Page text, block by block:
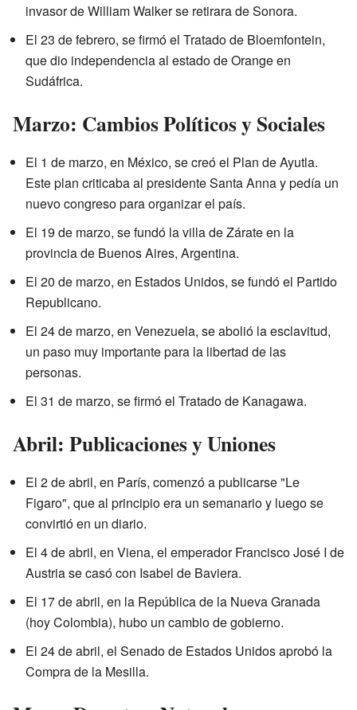
invasor de William Walker se retirara de Sonora.
El 23 de febrero, se firmó el Tratado de Bloemfontein,
que dio independencia al estado de Orange en
Sudáfrica.
Marzo: Cambios Políticos y Sociales
El 1 de marzo, en México, se creó el Plan de Ayutla.
Este plan criticaba al presidente Santa Anna y pedía un
nuevo congreso para organizar el país.
El 19 de marzo, se fundó la villa de Zárate en la
provincia de Buenos Aires, Argentina.
El 20 de marzo, en Estados Unidos, se fundó el Partido
Republicano.
El 24 de marzo, en Venezuela, se abolió la esclavitud,
un paso muy importante para la libertad de las
personas.
El 31 de marzo, se firmó el Tratado de Kanagawa.
Abril: Publicaciones y Uniones
El 2 de abril, en París, comenzó a publicarse "Le
Figaro", que al principio era un semanario y luego se
convirtió en un diario.
El 4 de abril, en Viena, el emperador Francisco José I de
Austria se casó con Isabel de Baviera.
El 17 de abril, en la República de la Nueva Granada
(hoy Colombia), hubo un cambio de gobierno.
El 24 de abril, el Senado de Estados Unidos aprobó la
Compra de la Mesilla.